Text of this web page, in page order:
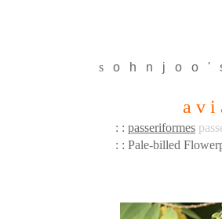
s o h n j o o '
a v i
: : passeriformes
: : Pale-billed